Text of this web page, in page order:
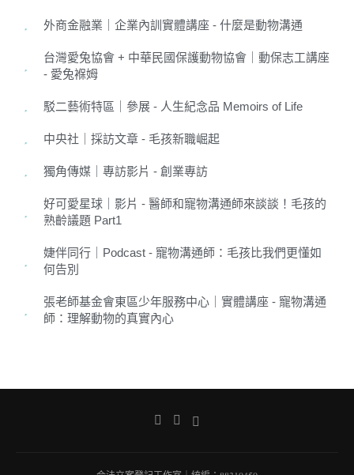
外商金融業｜企業內訓實體講座 - 什麼是動物溝通
台灣愛兔協會 + 中華民國保護動物協會｜動保志工講座
- 愛兔褓姆
駁二藝術特區｜參展 - 人生紀念品 Memoirs of Life
中央社｜採訪文章 - 毛孩新職崛起
獨角傳媒｜專訪影片 - 創業專訪
好可愛星球｜影片 - 醫師和寵物溝通師來談談！毛孩的
熟齡議題 Part1
婕伴同行｜Podcast - 寵物溝通師：毛孩比我們更懂如
何告別
張老師基金會東區少年服務中心｜實體講座 - 寵物溝通
師：理解動物的真實內心